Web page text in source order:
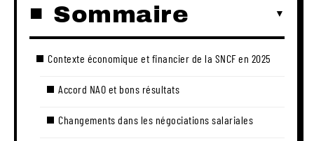
Sommaire
Contexte économique et financier de la SNCF en 2025
Accord NAO et bons résultats
Changements dans les négociations salariales